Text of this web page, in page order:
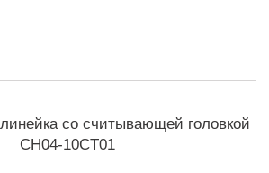
со считывающей головкой
CH04-10CT01